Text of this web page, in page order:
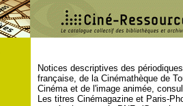
Notices descriptives des
française, de la Cinémathèque de
Cinéma et de l'image animée,
Les titres Cinémagazine et Paris-